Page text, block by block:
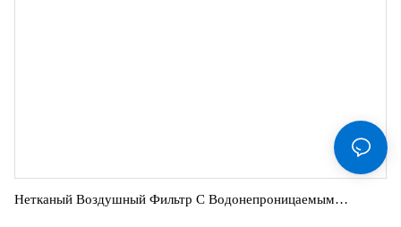
Нетканый Воздушный Фильтр С Водонепроницаемым